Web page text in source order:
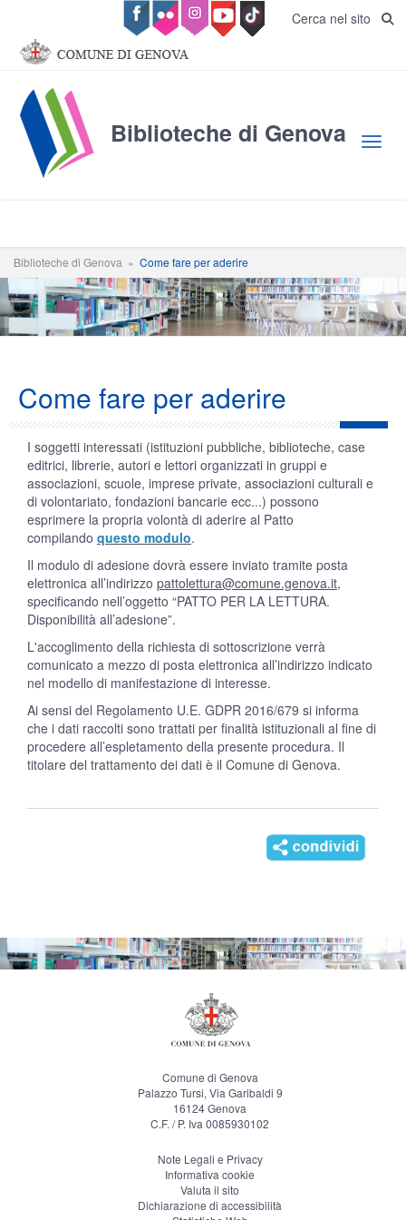
Salta al contenuto principale Cerca nel sito
Biblioteche di Genova
Biblioteche di Genova » Come fare per aderire
Come fare per aderire
I soggetti interessati (istituzioni pubbliche, biblioteche, case
editrici, librerie, autori e lettori organizzati in gruppi e
associazioni, scuole, imprese private, associazioni culturali e
di volontariato, fondazioni bancarie ecc...) possono
esprimere la propria volontà di aderire al Patto
compilando questo modulo.
Il modulo di adesione dovrà essere inviato tramite posta
elettronica all’indirizzo pattolettura@comune.genova.it,
specificando nell’oggetto “PATTO PER LA LETTURA.
Disponibilità all’adesione”.
L'accoglimento della richiesta di sottoscrizione verrà
comunicato a mezzo di posta elettronica all’indirizzo indicato
nel modello di manifestazione di interesse.
Ai sensi del Regolamento U.E. GDPR 2016/679 si informa
che i dati raccolti sono trattati per finalità istituzionali al fine di
procedere all’espletamento della presente procedura. Il
titolare del trattamento dei dati è il Comune di Genova.
Comune di Genova
Palazzo Tursi, Via Garibaldi 9
16124 Genova
C.F. / P. Iva 0085930102
Note Legali e Privacy
Informativa cookie
Valuta il sito
Dichiarazione di accessibilità